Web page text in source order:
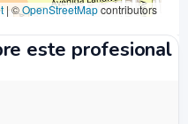
|©OpenStreetMapcontributors
este profesional